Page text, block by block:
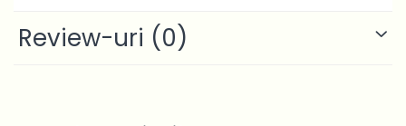
Bara de 40mm pentru bucle si
onduleuri lejere, pline de viata
Review-uri (0)